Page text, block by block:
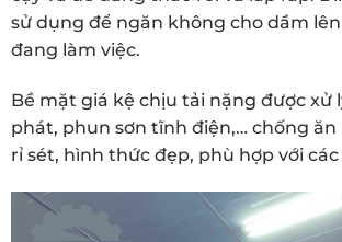
sử dụng để ngăn không cho dầm
đang làm việc.
Bề mặt giá kệ chịu tải nặng được xử
phát, phun sơn tĩnh điện,… chống ăn
rỉ sét, hình thức đẹp, phù hợp với